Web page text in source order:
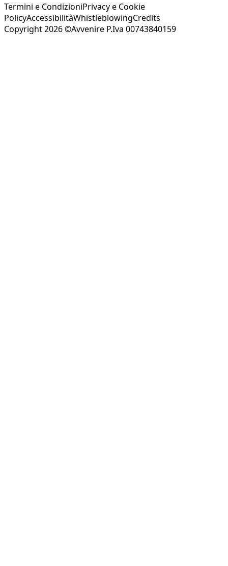
Termini e CondizioniPrivacy e Cookie
PolicyAccessibilitàWhistleblowingCredits
Copyright 2026 ©Avvenire P.Iva 00743840159